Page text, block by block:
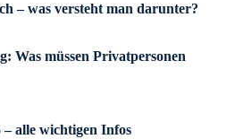
– was versteht man darunter?
Was müssen Privatpersonen
alle wichtigen Infos